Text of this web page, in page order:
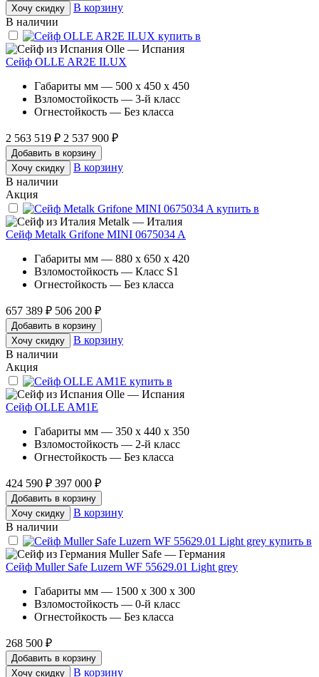
Хочу скидку
В корзину
В наличии
Olle — Испания
Сейф OLLE AR2E ILUX
Габариты мм — 500 x 450 x 450
Взломостойкость — 3-й класс
Огнестойкость — Без класса
2 563 519 ₽ 2 537 900 ₽
Добавить в корзину
Хочу скидку
В корзину
В наличии
Акция
Metalk — Италия
Сейф Metalk Grifone MINI 0675034 A
Габариты мм — 880 x 650 x 420
Взломостойкость — Класс S1
Огнестойкость — Без класса
657 389 ₽ 506 200 ₽
Добавить в корзину
Хочу скидку
В корзину
В наличии
Акция
Olle — Испания
Сейф OLLE AM1E
Габариты мм — 350 x 440 x 350
Взломостойкость — 2-й класс
Огнестойкость — Без класса
424 590 ₽ 397 000 ₽
Добавить в корзину
Хочу скидку
В корзину
В наличии
Muller Safe — Германия
Сейф Muller Safe Luzern WF 55629.01 Light grey
Габариты мм — 1500 x 300 x 300
Взломостойкость — 0-й класс
Огнестойкость — Без класса
268 500 ₽
Добавить в корзину
Хочу скидку
В корзину